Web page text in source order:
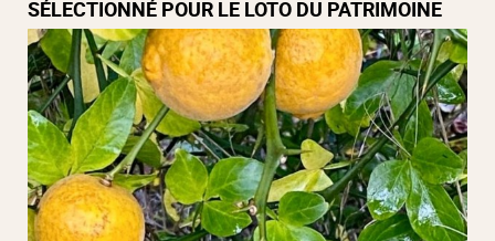
SÉLECTIONNÉ POUR LE LOTO DU PATRIMOINE